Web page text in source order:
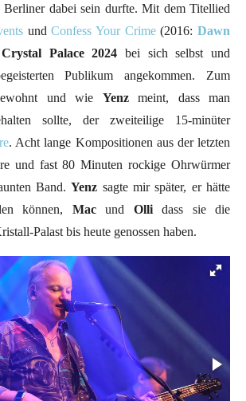
Berliner dabei sein durfte. Mit dem Titellied
undConfess Your Crime(2016:Dawn
Crystal Palace 2024 bei sich selbst und
Publikum angekommen. Zum
und wie Yenzmeint, dass man
sollte, der zweiteilige 15-minüter
. Acht lange Kompositionen aus der letzten
und fast 80 Minuten rockige Ohrwürmer
Band.Yenz sagte mir später, er hätte
können, Macund Ollidass sie die
Palast bis heute genossen haben.